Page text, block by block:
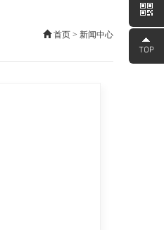
首页 > 新闻中心